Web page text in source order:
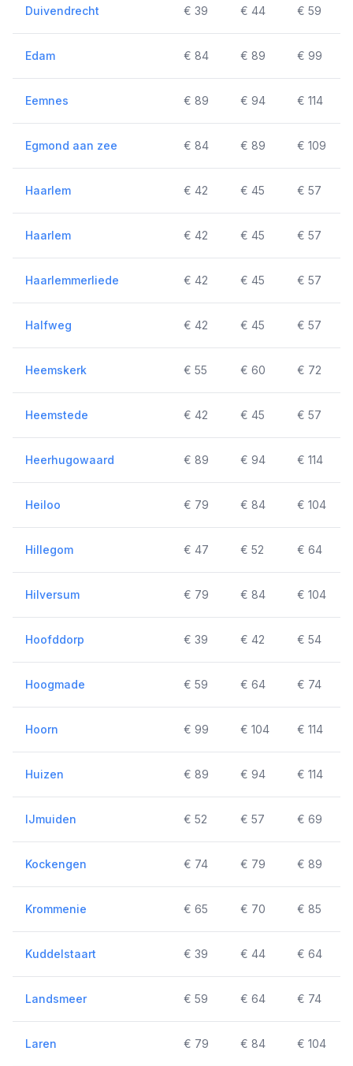
Duivendrecht € 39 € 44 € 59
Edam € 84 € 89 € 99
Eemnes € 89 € 94 € 114
Egmond aan zee € 84 € 89 € 109
Haarlem € 42 € 45 € 57
Haarlem € 42 € 45 € 57
Haarlemmerliede € 42 € 45 € 57
Halfweg € 42 € 45 € 57
Heemskerk € 55 € 60 € 72
Heemstede € 42 € 45 € 57
Heerhugowaard € 89 € 94 € 114
Heiloo € 79 € 84 € 104
Hillegom € 47 € 52 € 64
Hilversum € 79 € 84 € 104
Hoofddorp € 39 € 42 € 54
Hoogmade € 59 € 64 € 74
Hoorn € 99 € 104 € 114
Huizen € 89 € 94 € 114
IJmuiden € 52 € 57 € 69
Kockengen € 74 € 79 € 89
Krommenie € 65 € 70 € 85
Kuddelstaart € 39 € 44 € 64
Landsmeer € 59 € 64 € 74
Laren € 79 € 84 € 104